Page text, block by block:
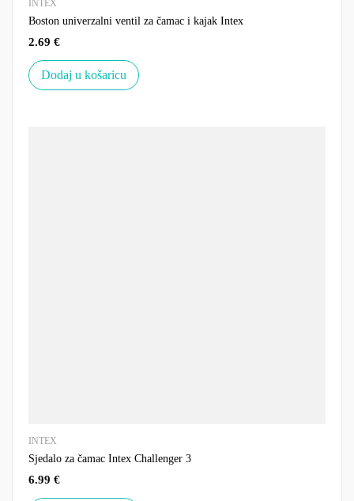
INTEX
Boston univerzalni ventil za čamac i kajak Intex
2.69 €
Dodaj u košaricu
INTEX
Sjedalo za čamac Intex Challenger 3
6.99 €